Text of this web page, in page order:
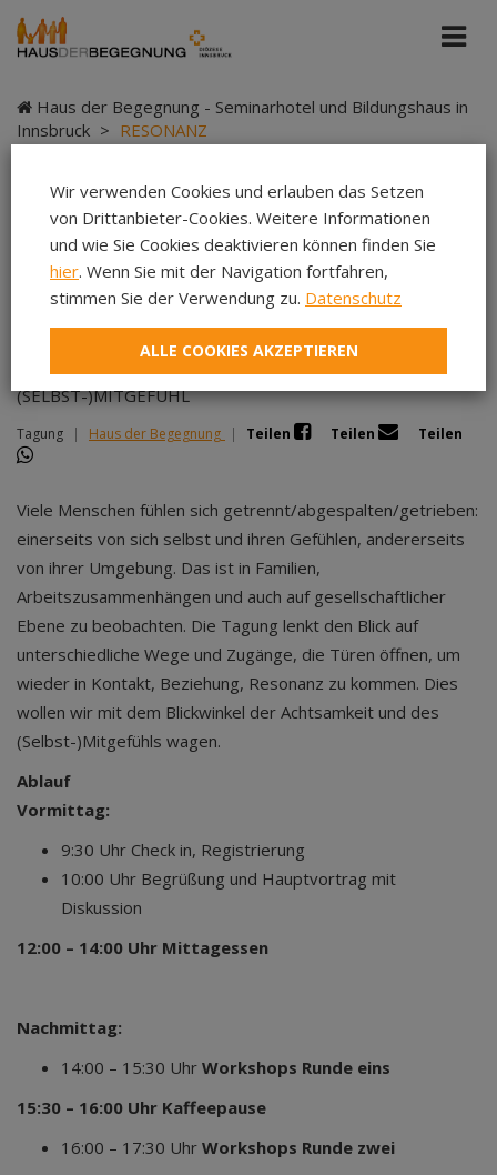
Haus der Begegnung - Seminarhotel und Bildungshaus in
Innsbruck > RESONANZ
RESONANZ
(SELBST-)MITGEFÜHL
Tagung | Haus der Begegnung | Teilen Teilen Teilen
Viele Menschen fühlen sich getrennt/abgespalten/getrieben:
einerseits von sich selbst und ihren Gefühlen, andererseits
von ihrer Umgebung. Das ist in Familien,
Arbeitszusammenhängen und auch auf gesellschaftlicher
Ebene zu beobachten. Die Tagung lenkt den Blick auf
unterschiedliche Wege und Zugänge, die Türen öffnen, um
wieder in Kontakt, Beziehung, Resonanz zu kommen. Dies
wollen wir mit dem Blickwinkel der Achtsamkeit und des
(Selbst-)Mitgefühls wagen.
Ablauf
Vormittag:
9:30 Uhr Check in, Registrierung
10:00 Uhr Begrüßung und Hauptvortrag mit
Diskussion
12:00 – 14:00 Uhr Mittagessen
Nachmittag:
14:00 – 15:30 Uhr Workshops Runde eins
15:30 – 16:00 Uhr Kaffeepause
16:00 – 17:30 Uhr Workshops Runde zwei
Wir verwenden Cookies und erlauben das Setzen
von Drittanbieter-Cookies. Weitere Informationen
und wie Sie Cookies deaktivieren können finden Sie
hier. Wenn Sie mit der Navigation fortfahren,
stimmen Sie der Verwendung zu. Datenschutz
ALLE COOKIES AKZEPTIEREN